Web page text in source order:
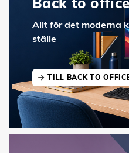
Allt för det moderna
ställe
TILL BACK TO